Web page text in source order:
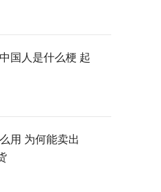
国人是什么梗 起
用 为何能卖出